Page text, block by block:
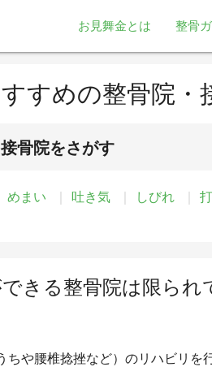
お見舞金とは 整骨
すめの整骨院・
骨院をさがす
めまい 吐き気 しびれ
きる整骨院は限ら
ちや腰椎捻挫など）のリハビリを